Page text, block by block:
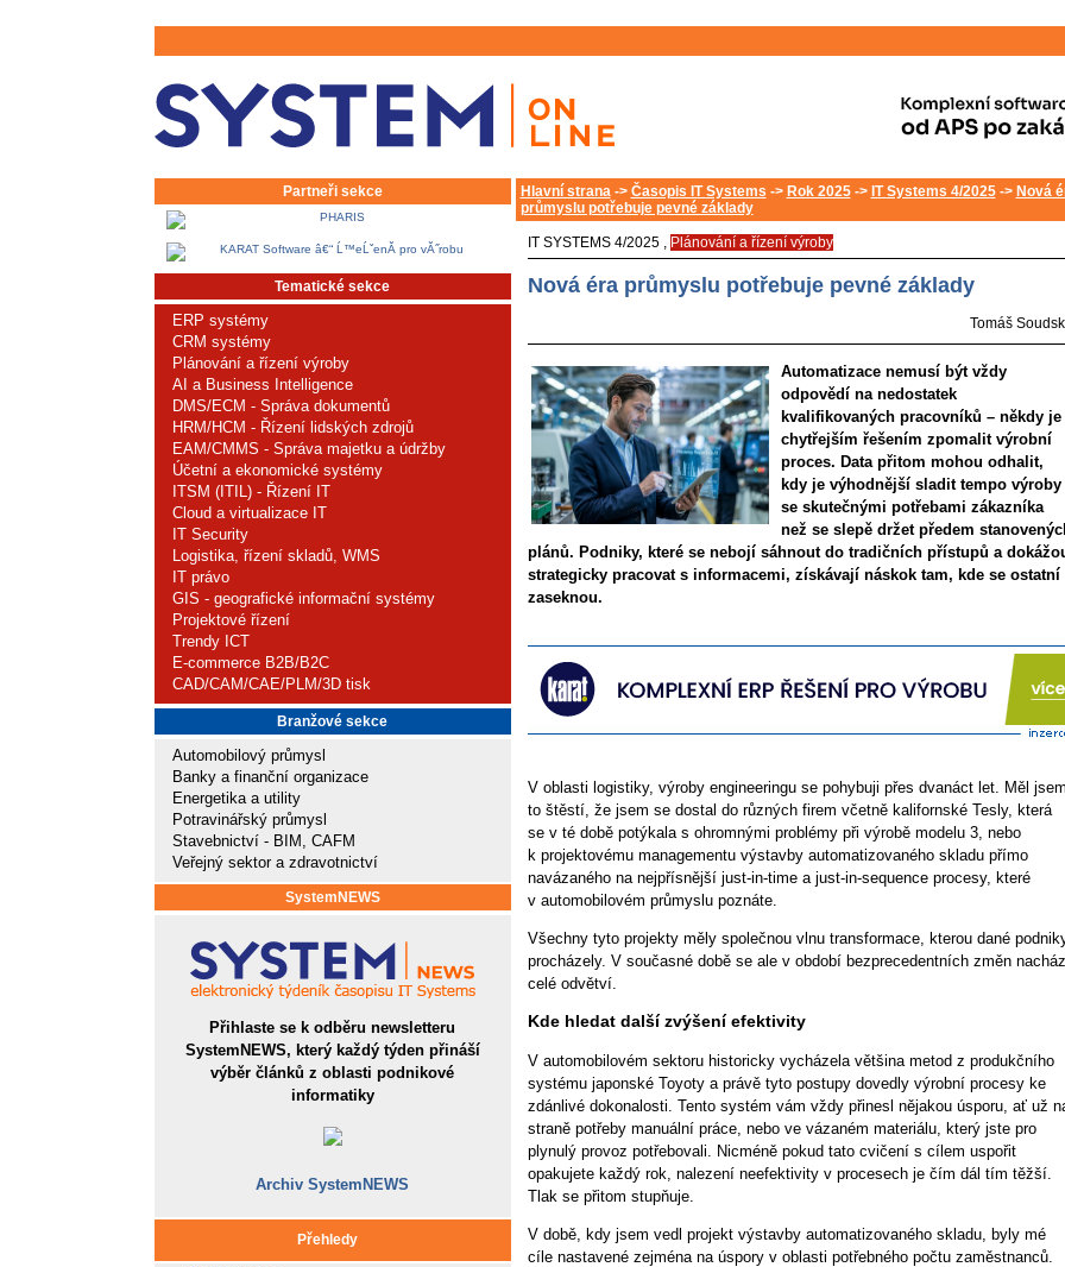
Partneři sekce
Tematické sekce
ERP systémy
CRM systémy
Plánování a řízení výroby
AI a Business Intelligence
DMS/ECM - Správa dokumentů
HRM/HCM - Řízení lidských zdrojů
EAM/CMMS - Správa majetku a údržby
Účetní a ekonomické systémy
ITSM (ITIL) - Řízení IT
Cloud a virtualizace IT
IT Security
Logistika, řízení skladů, WMS
IT právo
GIS - geografické informační systémy
Projektové řízení
Trendy ICT
E-commerce B2B/B2C
CAD/CAM/CAE/PLM/3D tisk
Branžové sekce
Automobilový průmysl
Banky a finanční organizace
Energetika a utility
Potravinářský průmysl
Stavebnictví - BIM, CAFM
Veřejný sektor a zdravotnictví
SystemNEWS
Přihlaste se k odběru newsletteru
SystemNEWS, který každý týden přináší
výběr článků z oblasti podnikové
informatiky
Archiv SystemNEWS
Přehledy
Hlavní strana-> Časopis IT Systems -> Rok 2025-> IT Systems 4/2025-> Nová
průmyslu potřebuje pevné základy
IT SYSTEMS 4/2025 , Plánování a řízení výroby
Nová éra průmyslu potřebuje pevné základy
Tomáš
Automatizace nemusí být vždy
odpovědí na nedostatek
kvalifikovaných pracovníků – někdy je
chytřejším řešením zpomalit výrobní
proces. Data přitom mohou odhalit,
kdy je výhodnější sladit tempo výroby
se skutečnými potřebami zákazníka
než se slepě držet předem
plánů. Podniky, které se nebojí sáhnout do tradičních přístupů a
strategicky pracovat s informacemi, získávají náskok tam, kde se ostatní
zaseknou.
V oblasti logistiky, výroby engineeringu se pohybuji přes dvanáct let. Měl jsem
to štěstí, že jsem se dostal do různých firem včetně kalifornské Tesly, která
se v té době potýkala s ohromnými problémy při výrobě modelu 3, nebo
k projektovému managementu výstavby automatizovaného skladu přímo
navázaného na nejpřísnější just-in-time a just-in-sequence procesy, které
v automobilovém průmyslu poznáte.
Všechny tyto projekty měly společnou vlnu transformace, kterou dané
procházely. V současné době se ale v období bezprecedentních změn
celé odvětví.
Kde hledat další zvýšení efektivity
V automobilovém sektoru historicky vycházela většina metod z pro­duk­ční­ho
systému japonské Toyoty a právě tyto postupy dovedly vý­rob­ní procesy ke
zdánlivé dokonalosti. Tento systém vám vždy přinesl nějakou úsporu, ať už
straně potřeby manuální práce, nebo ve vá­za­ném materiálu, který jste pro
plynulý provoz potřebovali. Nicméně pokud tato cvičení s cílem uspořit
opakujete každý rok, nalezení neefektivity v procesech je čím dál tím těžší.
Tlak se přitom stupňuje.
V době, kdy jsem vedl projekt výstavby automatizovaného skladu, byly mé
cíle nastavené zejména na úspory v oblasti potřebného počtu zaměstnanců.